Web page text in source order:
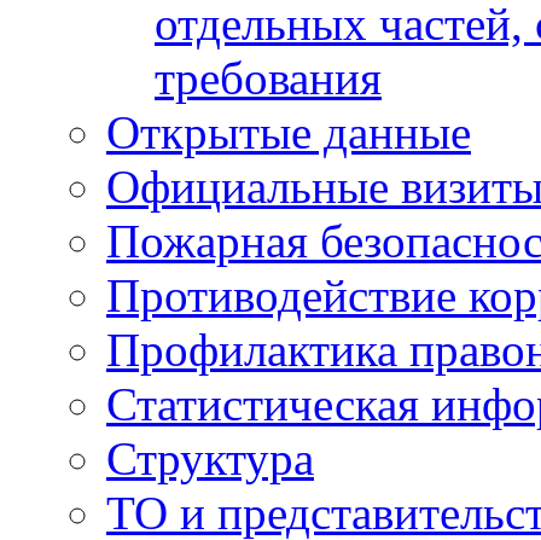
отдельных
требования
Открытые данные
Официальные
Пожарная
Противодействие
Профилактика
Статистическая
Структура
ТО и